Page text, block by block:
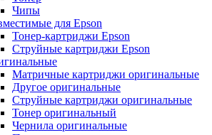
Чипы
для Epson
Тонер-картриджи Epson
Струйные картриджи Epson
Матричные картриджи оригинальные
Другое оригинальные
Струйные картриджи оригинальные
Тонер оригинальный
Чернила оригинальные